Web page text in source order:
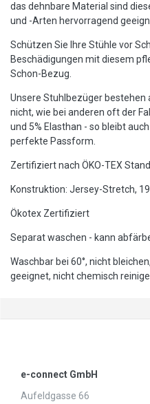
das dehnbare Material sind
und -Arten hervorragend
Schützen Sie Ihre Stühle vor
Beschädigungen mit diesem
Schon-Bezug.
Unsere Stuhlbezüger
nicht, wie bei anderen oft der
und 5% Elasthan - so bleibt
perfekte Passform.
Zertifiziert nach ÖKO-TEX
Konstruktion: Jersey-Stretch,
Ökotex Zertifiziert
Separat waschen - kann
Waschbar bei 60°, nicht
geeignet, nicht chemisch
e-connect GmbH
Aufeldgasse 66